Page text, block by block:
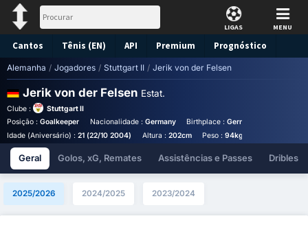
LIGAS MENU
Cantos Tênis (EN) API Premium Prognóstico
Alemanha / Jogadores / Stuttgart II / Jerik von der Felsen
Jerik von der Felsen Estat.
Clube :
Stuttgart II
Posição : Goalkeeper Nacionalidade : Germany Birthplace :Germany - Germany
Idade (Aniversário) : 21 (22/10 2004) Altura : 202cm Peso :94kg
Geral Golos, xG, Remates Assistências e Passes Dribles
2025/2026 2024/2025 2023/2024